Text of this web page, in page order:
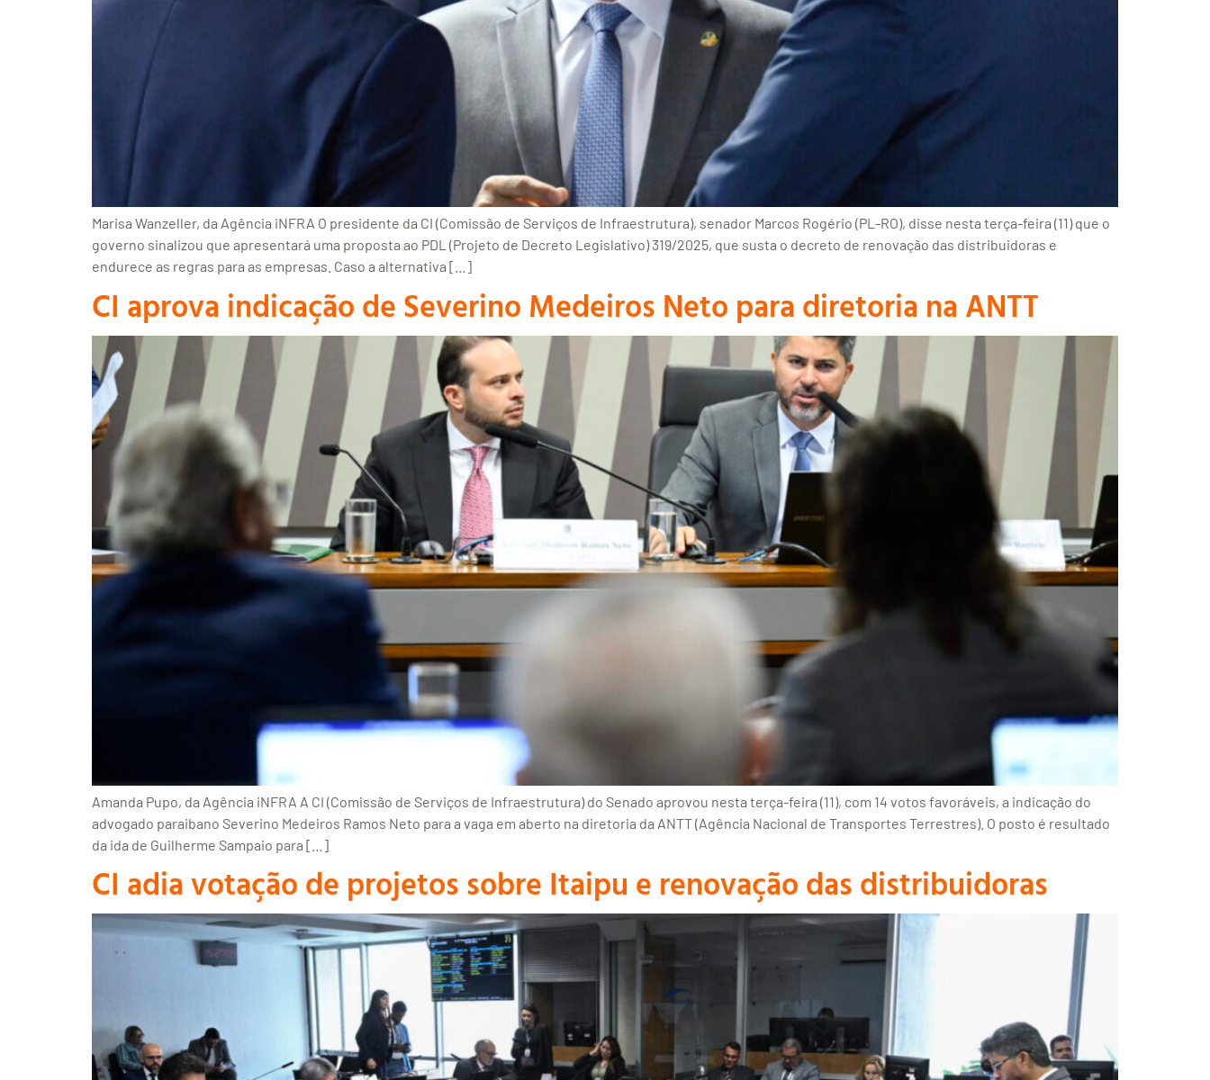
Marisa Wanzeller, da Agência iNFRA O presidente da CI (Comissão de Serviços de Infraestrutura), senador Marcos Rogério (PL-RO), disse nesta terça-feira (11) que o
governo sinalizou que apresentará uma proposta ao PDL (Projeto de Decreto Legislativo) 319/2025, que susta o decreto de renovação das distribuidoras e
endurece as regras para as empresas. Caso a alternativa […]
CI aprova indicação de Severino Medeiros Neto para diretoria na ANTT
Amanda Pupo, da Agência iNFRA A CI (Comissão de Serviços de Infraestrutura) do Senado aprovou nesta terça-feira (11), com 14 votos favoráveis, a indicação do
advogado paraibano Severino Medeiros Ramos Neto para a vaga em aberto na diretoria da ANTT (Agência Nacional de Transportes Terrestres). O posto é resultado
da ida de Guilherme Sampaio para […]
CI adia votação de projetos sobre Itaipu e renovação das distribuidoras